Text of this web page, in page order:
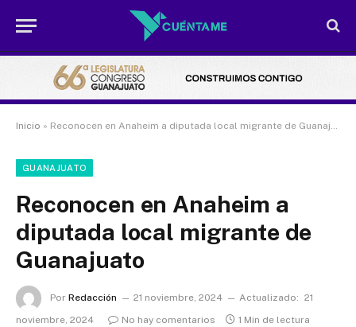
Inicio » Reconocen en Anaheim a diputada local migrante de Guanajuato
GUANAJUATO
Reconocen en Anaheim a
diputada local migrante de
Guanajuato
Por Redacción 21 noviembre, 2024 Actualizado: 21
noviembre, 2024
No hay comentarios 1 Min de lectura